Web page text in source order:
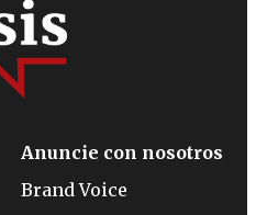
Anuncie con nosotros
Brand Voice